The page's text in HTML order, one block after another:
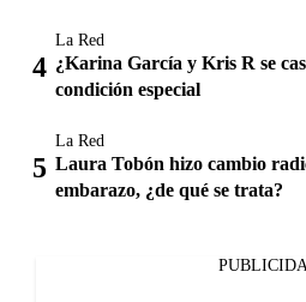
La Red
¿Karina García y Kris R se
condición especial
La Red
Laura Tobón hizo cambio
embarazo, ¿de qué se trata?